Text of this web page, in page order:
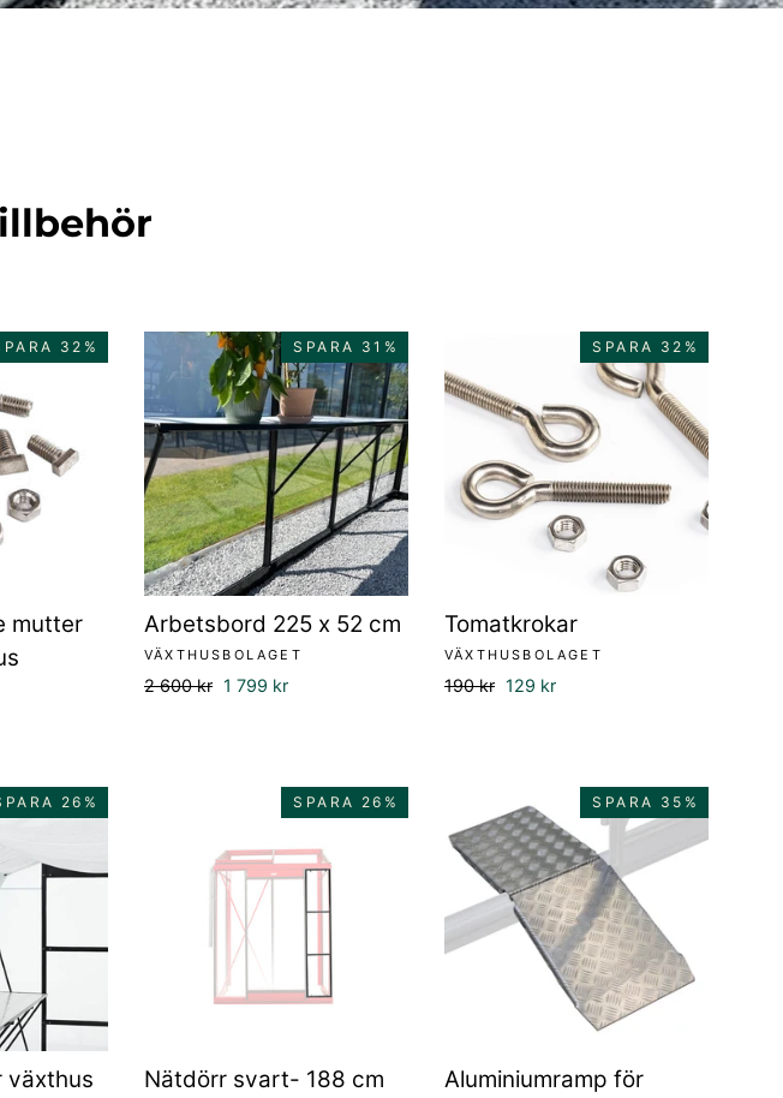
32%
mutter
SPARA 31%
Arbetsbord 225 x 52 cm
VÄXTHUSBOLAGET
Ordinarie
2 600 kr Försäljningspris
1 799 kr
SPARA 32%
Tomatkrokar
VÄXTHUSBOLAGET
Ordinarie
190 kr Försäljningspris
129 kr
26%
växthus
SPARA 26%
Nätdörr svart- 188 cm
SPARA 35%
Aluminiumramp för